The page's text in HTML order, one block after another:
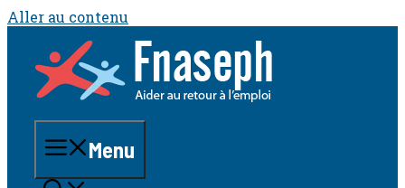
Aller au contenu
Menu